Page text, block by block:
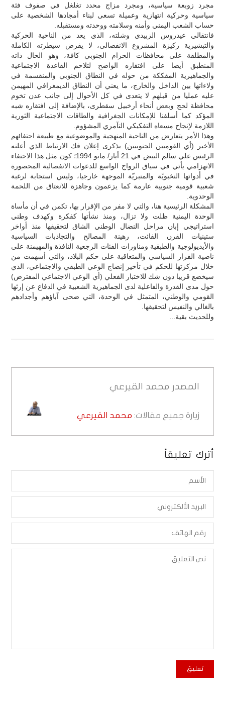
مجرد زوبعة سياسية، ومجرد مزاج محدد تغلغل في صفوف فئة
سياسية وحركية انتهازية وعميلة تسعى لبناء أمجادها الشخصية على
حساب الشعب اليمني وأمنه وسلامته ووحدته ومستقبله.
فانتقالي عيدروس الزبيدي وشلته، الذي يعد من الناحية الحركية
والتبشيرية ركيزة المشروع الانفصالي، لا يفرض سيطرته الكاملة
والمطلقة على محافظات الحزام الجنوبي كافة، وهو الحال ذاته
المنطبق أيضا على افتقاره الواضح لتلاحم القاعدة الاجتماعية
والجماهيرية المفككة من حوله في النطاق الجنوبي والمنقسمة في
ولاءاتها بين الداخل والخارج، ما يعني أن النطاق الديمغرافي المهيمن
عليه عمليا من قبلهم لا يتعدى في كل الأحوال إلى جانب عدن تخوم
محافظة لحج وبعض أنحاء أرخبيل سقطرى، بالإضافة إلى افتقاره شبه
المؤكد كما أسلفنا للإمكانات الجغرافية والطاقات الاجتماعية الثورية
اللازمة لإنجاح مسعاه التفكيكي التآمري المشؤوم.
وهذا الأمر يتعارض من الناحية المنهجية والموضوعية مع طبيعة احتفائهم
الأخير (أي القوميين الجنوبيين) بذكرى إعلان فك الارتباط الذي أعلنه
الرئيس علي سالم البيض في 21 أيار/ مايو 1994؛ كون مثل هذا الاحتفاء
الانهزامي يأتي في سياق الرواج الواسع للدعوات الانفصالية المحصورة
في أدواتها النخبويّة والمنبريّة الموجهة خارجيا، وليس استجابة لرغبة
شعبية قومية جنوبية عارمة كما يزعمون وجاهزة للانعتاق من اللحمة
الوحدوية.
المشكلة الرئيسية هنا، والتي لا مفر من الإقرار بها، تكمن في أن مأساة
الوحدة اليمنية ظلت ولا تزال، ومنذ نشأتها كفكرة وكهدف وطني
استراتيجي إبان مراحل النضال الوطني الشاق لتحقيقها منذ أواخر
ستينيات القرن الفائت، رهينة المصالح والتجاذبات السياسية
والأيديولوجية والطبقية ومناورات الفئات الرجعية النافذة والمهيمنة على
ناصية القرار السياسي والمتعاقبة على حكم البلاد، والتي أسهمت من
خلال مركزتها للحكم في تأخير إنضاج الوعي الطبقي والاجتماعي، الذي
سيخضع قريبا دون شك للاختبار الفعلي (أي الوعي الاجتماعي المفترض)
حول مدى القدرة والفاعلية لدى الجماهيرية الشعبية في الدفاع عن إرثها
القومي والوطني، المتمثل في الوحدة، التي ضحى آباؤهم وأجدادهم
بالغالي والنفيس لتحقيقها.
وللحديث بقية...
المصدر محمد القيرعي
زيارة جميع مقالات: محمد القيرعي
أترك تعليقاً